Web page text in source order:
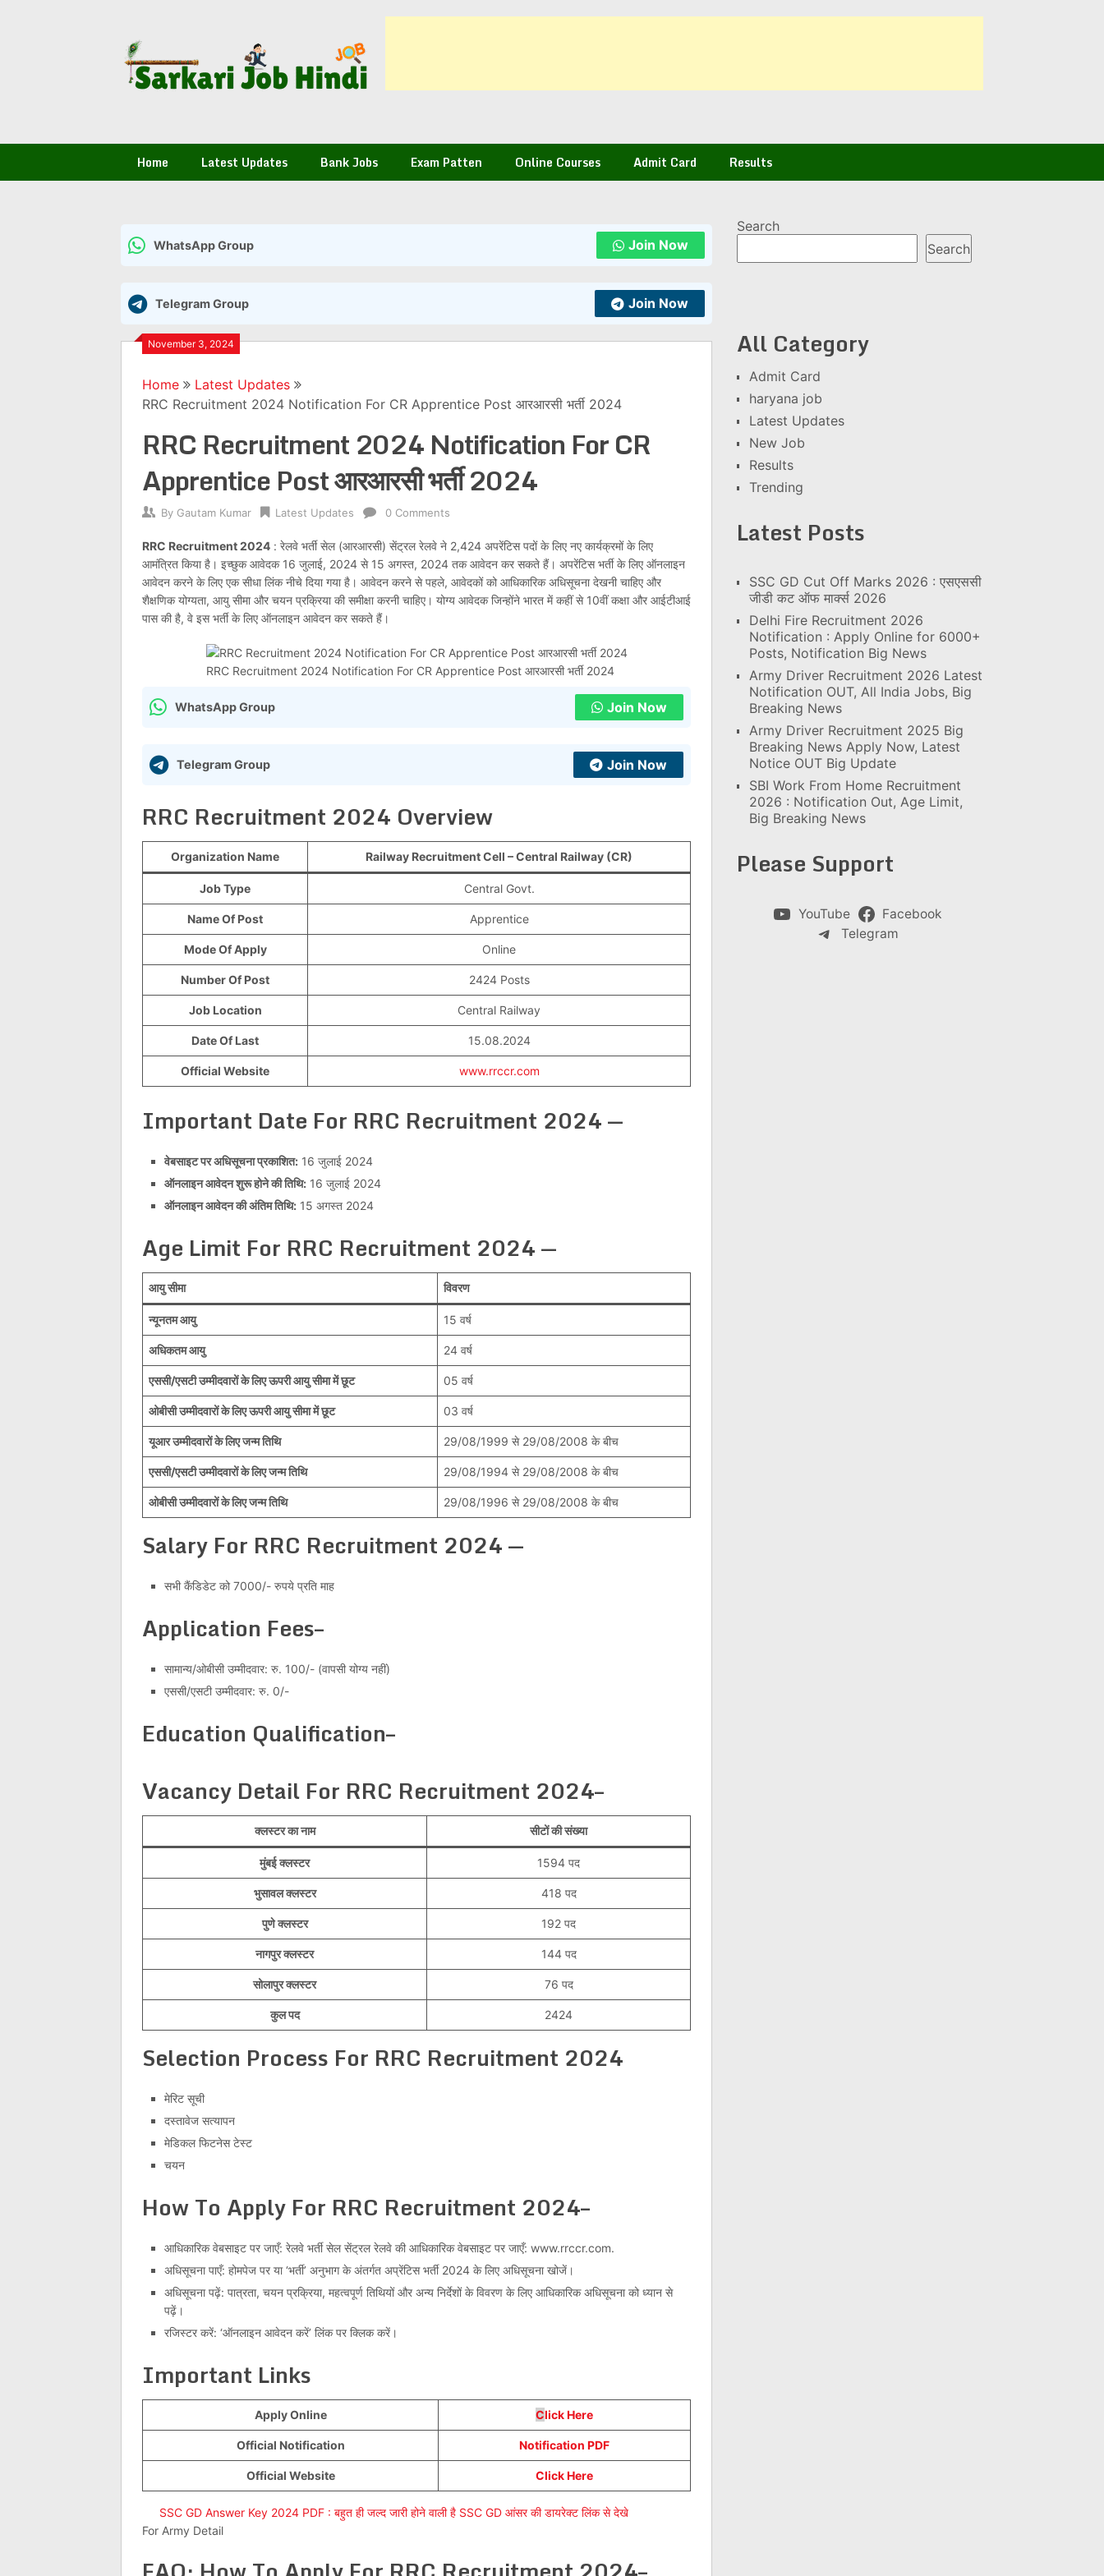
Home Latest Updates Bank Jobs Exam Patten Online Courses Admit Card Results
WhatsApp Group Join Now
Telegram Group Join Now
November 3, 2024
Home
Latest Updates
RRC Recruitment 2024 Notification For CR Apprentice Post आरआरसी भर्ती 2024
RRC Recruitment 2024 Notification For CR
Apprentice Post आरआरसी भर्ती 2024
By Gautam Kumar Latest Updates 0 Comments
RRC Recruitment 2024 : रेलवे भर्ती सेल (आरआरसी) सेंट्रल रेलवे ने 2,424 अपरेंटिस पदों के लिए नए कार्यक्रमों के लिए
आमंत्रित किया है। इच्छुक आवेदक 16 जुलाई, 2024 से 15 अगस्त, 2024 तक आवेदन कर सकते हैं। अपरेंटिस भर्ती के लिए ऑनलाइन
आवेदन करने के लिए एक सीधा लिंक नीचे दिया गया है। आवेदन करने से पहले, आवेदकों को आधिकारिक अधिसूचना देखनी चाहिए और
शैक्षणिक योग्यता, आयु सीमा और चयन प्रक्रिया की समीक्षा करनी चाहिए। योग्य आवेदक जिन्होंने भारत में कहीं से 10वीं कक्षा और आईटीआई
पास की है, वे इस भर्ती के लिए ऑनलाइन आवेदन कर सकते हैं।
RRC Recruitment 2024 Notification For CR Apprentice Post आरआरसी भर्ती 2024
WhatsApp Group Join Now
Telegram Group Join Now
RRC Recruitment 2024 Overview
Organization Name Railway Recruitment Cell – Central Railway (CR)
Job Type Central Govt.
Name Of Post Apprentice
Mode Of Apply Online
Number Of Post 2424 Posts
Job Location Central Railway
Date Of Last 15.08.2024
Official Website www.rrccr.com
Important Date For RRC Recruitment 2024—
वेबसाइट पर अधिसूचना प्रकाशित:16 जुलाई 2024
ऑनलाइन आवेदन शुरू होने की तिथि:16 जुलाई 2024
ऑनलाइन आवेदन की अंतिम तिथि:15 अगस्त 2024
Age Limit For RRC Recruitment 2024 —
आयु सीमा विवरण
न्यूनतम आयु 15 वर्ष
अधिकतम आयु 24 वर्ष
एससी/एसटी उम्मीदवारों के लिए ऊपरी आयु सीमा में छूट 05 वर्ष
ओबीसी उम्मीदवारों के लिए ऊपरी आयु सीमा में छूट 03 वर्ष
यूआर उम्मीदवारों के लिए जन्म तिथि 29/08/1999 से 29/08/2008 के बीच
एससी/एसटी उम्मीदवारों के लिए जन्म तिथि 29/08/1994 से 29/08/2008 के बीच
ओबीसी उम्मीदवारों के लिए जन्म तिथि 29/08/1996 से 29/08/2008 के बीच
Salary For RRC Recruitment 2024 —
सभी कैंडिडेट को 7000/- रुपये प्रति माह
Application Fees–
सामान्य/ओबीसी उम्मीदवार: रु. 100/- (वापसी योग्य नहीं)
एससी/एसटी उम्मीदवार: रु. 0/-
Education Qualification–
Vacancy Detail For RRC Recruitment 2024–
क्लस्टर का नाम सीटों की संख्या
मुंबई क्लस्टर 1594 पद
भुसावल क्लस्टर 418 पद
पुणे क्लस्टर 192 पद
नागपुर क्लस्टर 144 पद
सोलापुर क्लस्टर 76 पद
कुल पद 2424
Selection Process For RRC Recruitment 2024
मेरिट सूची
दस्तावेज सत्यापन
मेडिकल फिटनेस टेस्ट
चयन
How To Apply For RRC Recruitment 2024–
आधिकारिक वेबसाइट पर जाएँ: रेलवे भर्ती सेल सेंट्रल रेलवे की आधिकारिक वेबसाइट पर जाएँ: www.rrccr.com.
अधिसूचना पाएँ: होमपेज पर या ‘भर्ती’ अनुभाग के अंतर्गत अप्रेंटिस भर्ती 2024 के लिए अधिसूचना खोजें।
अधिसूचना पढ़ें: पात्रता, चयन प्रक्रिया, महत्वपूर्ण तिथियों और अन्य निर्देशों के विवरण के लिए आधिकारिक अधिसूचना को ध्यान से
पढ़ें।
रजिस्टर करें: ‘ऑनलाइन आवेदन करें’ लिंक पर क्लिक करें।
Important Links
Apply Online Click Here
Official Notification Notification PDF
Official Website Click Here
SSC GD Answer Key 2024 PDF : बहुत ही जल्द जारी होने वाली है SSC GD आंसर की डायरेक्ट लिंक से देखे
For Army Detail
Search
Search
All Category
Admit Card
haryana job
Latest Updates
New Job
Results
Trending
Latest Posts
SSC GD Cut Off Marks 2026 : एसएससी
जीडी कट ऑफ मार्क्स 2026
Delhi Fire Recruitment 2026
Notification : Apply Online for 6000+
Posts, Notification Big News
Army Driver Recruitment 2026 Latest
Notification OUT, All India Jobs, Big
Breaking News
Army Driver Recruitment 2025 Big
Breaking News Apply Now, Latest
Notice OUT Big Update
SBI Work From Home Recruitment
2026 : Notification Out, Age Limit,
Big Breaking News
Please Support
YouTube
Facebook
Telegram